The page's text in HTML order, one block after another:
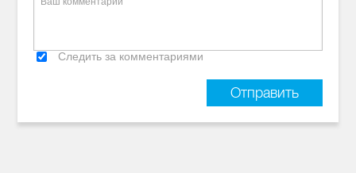
Следить за комментариями